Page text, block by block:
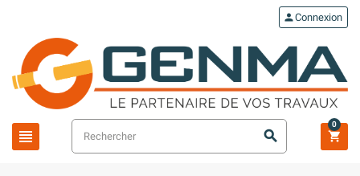
view_headline search
personConnexion
shopping_cart
0